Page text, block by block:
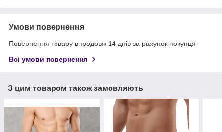
Умови повернення
Повернення товару впродовж 14 днів за рахунок покупця
Всі умови повернення
З цим товаром також замовляють